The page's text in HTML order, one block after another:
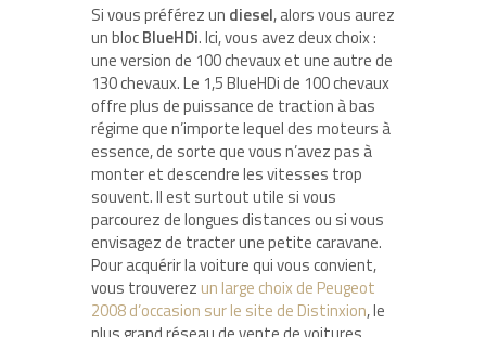
Si vous préférez un diesel, alors vous aurez
un blocBlueHDi. Ici, vous avez deux choix :
une version de 100 chevaux et une autre de
130 chevaux. Le 1,5 BlueHDi de 100 chevaux
offre plus de puissance de traction à bas
régime que n’importe lequel des moteurs à
essence, de sorte que vous n’avez pas à
monter et descendre les vitesses trop
souvent. Il est surtout utile si vous
parcourez de longues distances ou si vous
envisagez de tracter une petite caravane.
Pour acquérir la voiture qui vous convient,
vous trouverez un large choix de Peugeot
2008 d’occasion sur le site de Distinxion, le